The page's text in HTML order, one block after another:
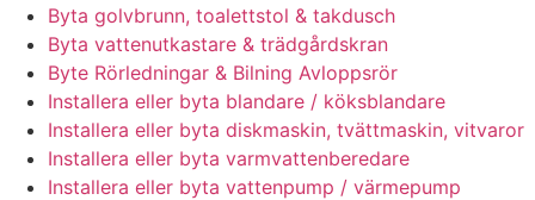
Byta golvbrunn, toalettstol & takdusch
Byta vattenutkastare & trädgårdskran
Byte Rörledningar & Bilning Avloppsrör
Installera eller byta blandare / köksblandare
Installera eller byta diskmaskin, tvättmaskin, vitvaror
Installera eller byta varmvattenberedare
Installera eller byta vattenpump / värmepump